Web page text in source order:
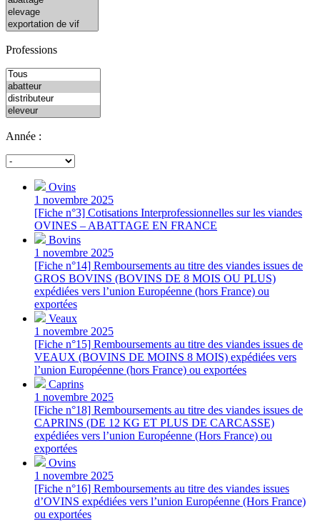
Professions
Année :
Ovins
1 novembre 2025
[Fiche n°3] Cotisations Interprofessionnelles sur les viandes
OVINES – ABATTAGE EN FRANCE
Bovins
1 novembre 2025
[Fiche n°14] Remboursements au titre des viandes issues de
GROS BOVINS (BOVINS DE 8 MOIS OU PLUS)
expédiées vers l’union Européenne (hors France) ou
exportées
Veaux
1 novembre 2025
[Fiche n°15] Remboursements au titre des viandes issues de
VEAUX (BOVINS DE MOINS 8 MOIS) expédiées vers
l’union Européenne (hors France) ou exportées
Caprins
1 novembre 2025
[Fiche n°18] Remboursements au titre des viandes issues de
CAPRINS (DE 12 KG ET PLUS DE CARCASSE)
expédiées vers l’union Européenne (Hors France) ou
exportées
Ovins
1 novembre 2025
[Fiche n°16] Remboursements au titre des viandes issues
d’OVINS expédiées vers l’union Européenne (Hors France)
ou exportées